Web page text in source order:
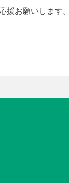
援お願いします。